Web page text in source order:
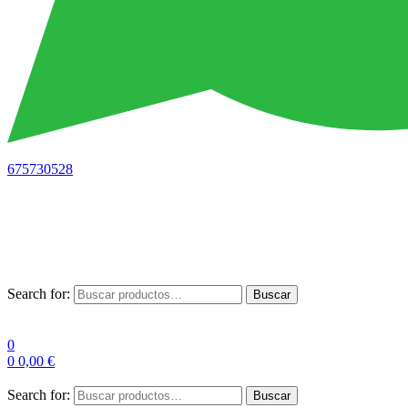
675730528
Search for: Buscar
0
0 0,00 €
Search for: Buscar